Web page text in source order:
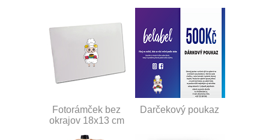
Fotorámček bez
okrajov 18x13 cm
Darčekový poukaz